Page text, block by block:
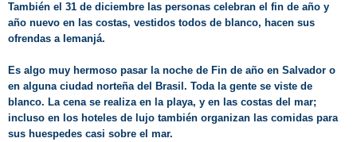
También el 31 de diciembre las personas celebran el fin de año y
año nuevo en las costas, vestidos todos de blanco, hacen sus
ofrendas a Iemanjá.
Es algo muy hermoso pasar la noche de Fin de año en Salvador o
en alguna ciudad norteña del Brasil. Toda la gente se viste de
blanco. La cena se realiza en la playa, y en las costas del mar;
incluso en los hoteles de lujo también organizan las comidas para
sus huespedes casi sobre el mar.